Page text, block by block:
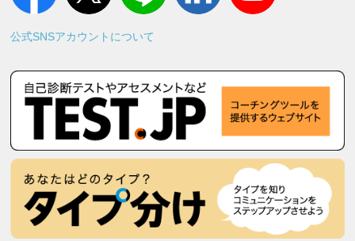
公式SNSアカウントについて